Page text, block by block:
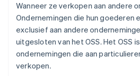
Wanneer ze verkopen aan andere
Ondernemingen die hun goederen
exclusief aan andere
uitgesloten van het OSS. Het OSS
ondernemingen die aan
verkopen.